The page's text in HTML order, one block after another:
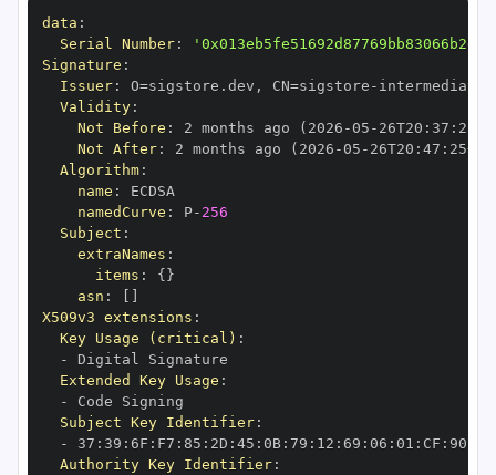
data :
Serial Number:
Signature :
Issuer: O=sigstore.dev , CN=sigstore -
Validity:
Not Before : 2 months ago (2026 -05 - 26T20 : 37 :
Not After: 2 months ago (2026 -05 - 26T20 : 47 : 25+00
Algorithm:
name :
namedCurve : P- 256
Subject :
extraNames :
items : { }
asn :
X509v3 extensions :
Key Usage (critical) :
-
Extended Key Usage :
-
Subject Key Identifier:
-
37 : 39 : 6F : F7 : 85 : 2D : 45 : 0B: 79 : 12 : 69 : 06 : 01 : CF : 90
Authority Key Identifier: